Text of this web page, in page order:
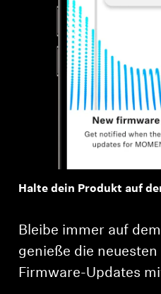
Halte dein Produkt auf
Bleibe immer auf
genieße die
Firmware-Updates